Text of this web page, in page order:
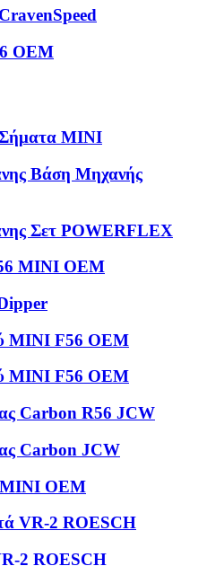
OEM
Σήματα MINI
Βάση Μηχανής
Σετ POWERFLEX
MINI OEM
MINI F56 OEM
MINI F56 OEM
Carbon R56 JCW
Carbon JCW
MINI OEM
VR-2 ROESCH
2 ROESCH